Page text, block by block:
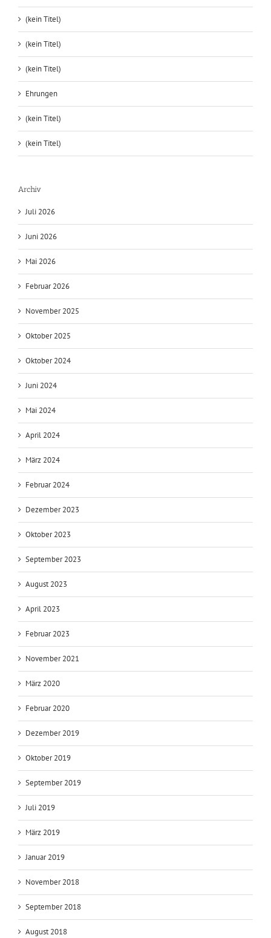
(kein Titel)
(kein Titel)
(kein Titel)
Ehrungen
(kein Titel)
(kein Titel)
Archiv
Juli 2026
Juni 2026
Mai 2026
Februar 2026
November 2025
Oktober 2025
Oktober 2024
Juni 2024
Mai 2024
April 2024
März 2024
Februar 2024
Dezember 2023
Oktober 2023
September 2023
August 2023
April 2023
Februar 2023
November 2021
März 2020
Februar 2020
Dezember 2019
Oktober 2019
September 2019
Juli 2019
März 2019
Januar 2019
November 2018
September 2018
August 2018